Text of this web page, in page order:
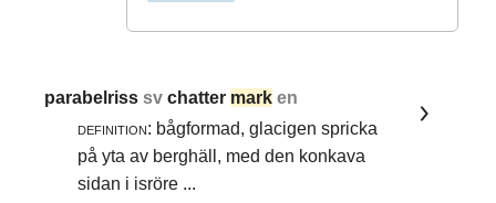
parabelrisssvchatter mark en
definition: bågformad, glacigen spricka
på yta av berghäll, med den konkava
sidan i isröre ...